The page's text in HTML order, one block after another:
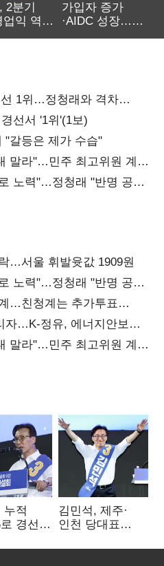
2분기
업익 역대
가입자 증가
·AIDC 성장…
1위…정청래와 격차
선서 '1위'(1보)
갈등은 제가 수습"
말라"…민주 최고위원 계파
노력"…정청래 "반명 공세
…서울 휘발윳값 1909원
노력"…정청래 "반명 공세
…친청계는 추가투표
자…K-정유, 에너지안보
말라"…민주 최고위원 계파
누적
경선
김민석, 제주·
인천 당대표